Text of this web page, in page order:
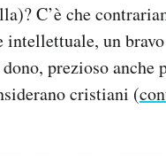
C’è che
intellettuale, un
prezioso anche
cristiani (